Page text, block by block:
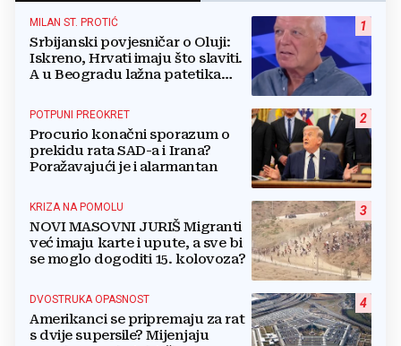
1
MILAN ST. PROTIĆ
Srbijanski povjesničar o Oluji:
Iskreno, Hrvati imaju što slaviti.
A u Beogradu lažna patetika
2
POTPUNI PREOKRET
Procurio konačni sporazum o
prekidu rata SAD-a i Irana?
Poražavajući je i alarmantan
3
KRIZA NA POMOLU
NOVI MASOVNI JURIŠ Migranti
već imaju karte i upute, a sve bi
se moglo dogoditi 15. kolovoza?
4
DVOSTRUKA OPASNOST
Amerikanci se pripremaju za rat
s dvije supersile? Mijenjaju